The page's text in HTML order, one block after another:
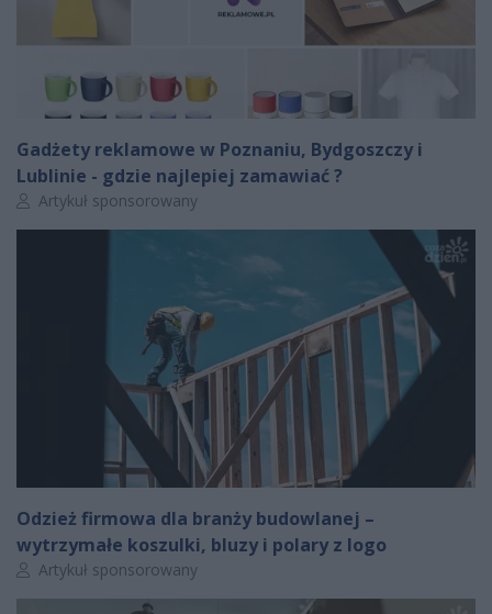
Gadżety reklamowe w Poznaniu, Bydgoszczy i
Lublinie - gdzie najlepiej zamawiać ?
Autor artykułu:
Artykuł sponsorowany
Odzież firmowa dla branży budowlanej –
wytrzymałe koszulki, bluzy i polary z logo
Autor artykułu:
Artykuł sponsorowany